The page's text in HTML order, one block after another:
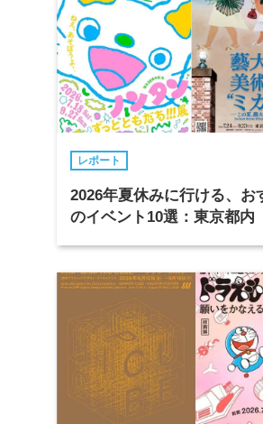
レポート
2026年夏休みに行ける、お
のイベント10選：東京都内